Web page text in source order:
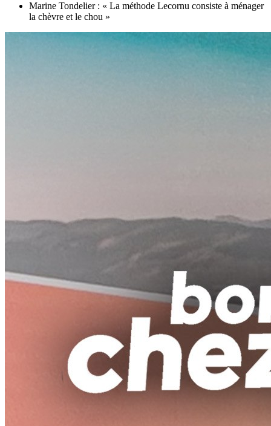
Marine Tondelier : « La méthode Lecornu consiste à ménager
la chèvre et le chou »